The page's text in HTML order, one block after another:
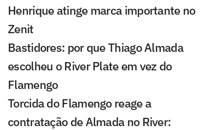
Henrique atinge marca importante no
Zenit
Bastidores: por que Thiago Almada
escolheu o River Plate em vez do
Flamengo
Torcida do Flamengo reage a
contratação de Almada no River: